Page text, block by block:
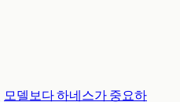
모델보다 하네스가 중요하